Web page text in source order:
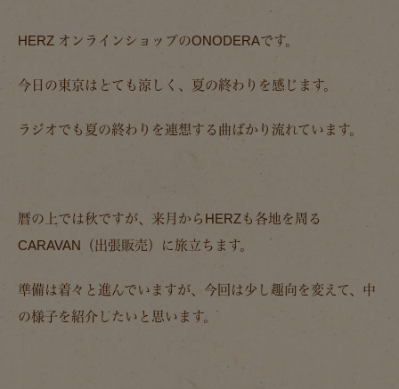
HERZ オンラインショップのONODERAです。
今日の東京はとても涼しく、夏の終わりを感じます。
ラジオでも夏の終わりを連想する曲ばかり流れています。
暦の上では秋ですが、来月からHERZも各地を周る
CARAVAN（出張販売）に旅立ちます。
準備は着々と進んでいますが、今回は少し趣向を変えて、中
の様子を紹介したいと思います。